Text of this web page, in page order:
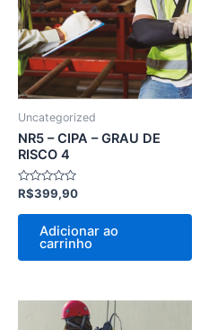
Uncategorized
NR5 – CIPA – GRAU DE
RISCO 4
Avaliação
de
R$399,90
Adicionar ao
carrinho